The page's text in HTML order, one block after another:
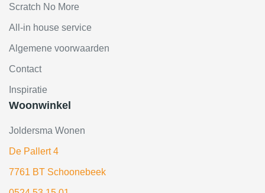
Scratch No More
All-in house service
Algemene voorwaarden
Contact
Inspiratie
Woonwinkel
Joldersma Wonen
De Pallert 4
7761 BT Schoonebeek